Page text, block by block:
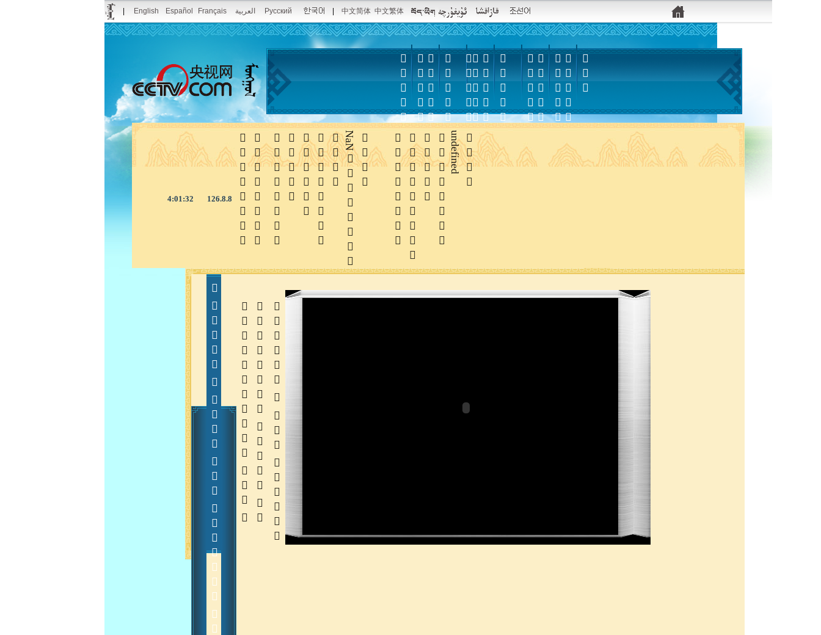
English Español Français العربية Русский 中文简体 中文繁体

 
  

 
 

4:01:33 126.8.8 
 
NaN




 
undefined




     